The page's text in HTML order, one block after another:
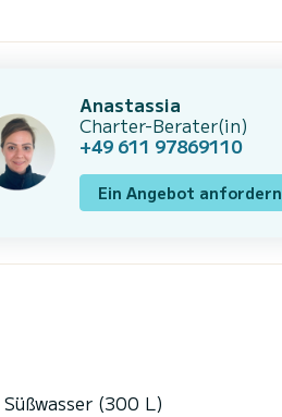
Anastassia
Charter-Berater(in)
+49 611 97869110
Ein Angebot anfordern
Süßwasser (300 L)